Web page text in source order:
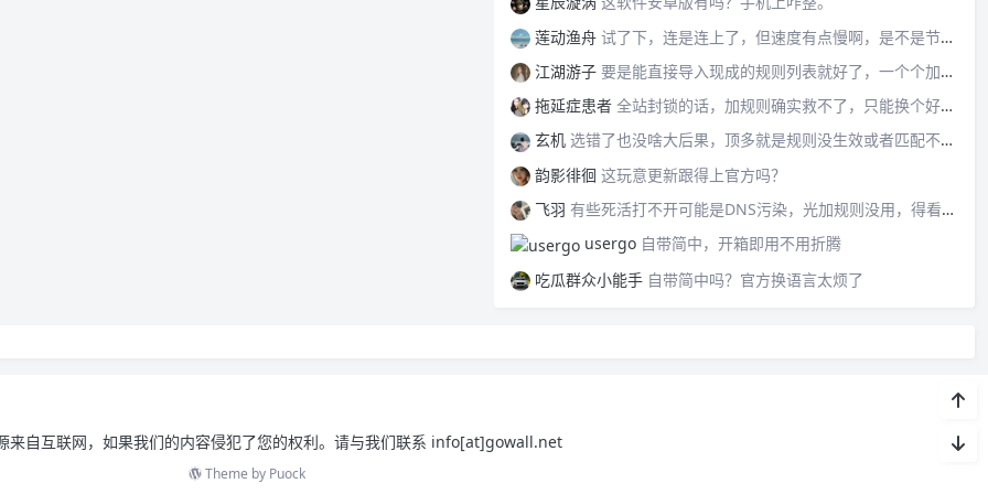
莲动渔舟 试了下，连是连上了，但速度有点慢啊，是不是节点的问题？
江湖游子 要是能直接导入现成的规则列表就好了，一个个加太累。
拖延症患者 全站封锁的话，加规则确实救不了，只能换个好点的节点试试。
玄机 选错了也没啥大后果，顶多就是规则没生效或者匹配不到，改回来就行。
韵影徘徊 这玩意更新跟得上官方吗？
飞羽 有些死活打不开可能是DNS污染，光加规则没用，得看具体情况。
usergo 自带简中，开箱即用不用折腾
吃瓜群众小能手 自带简中吗？官方换语言太烦了
来自互联网，如果我们的内容侵犯了您的权利。请与我们联系 info[at]gowall.net
Theme by Puock